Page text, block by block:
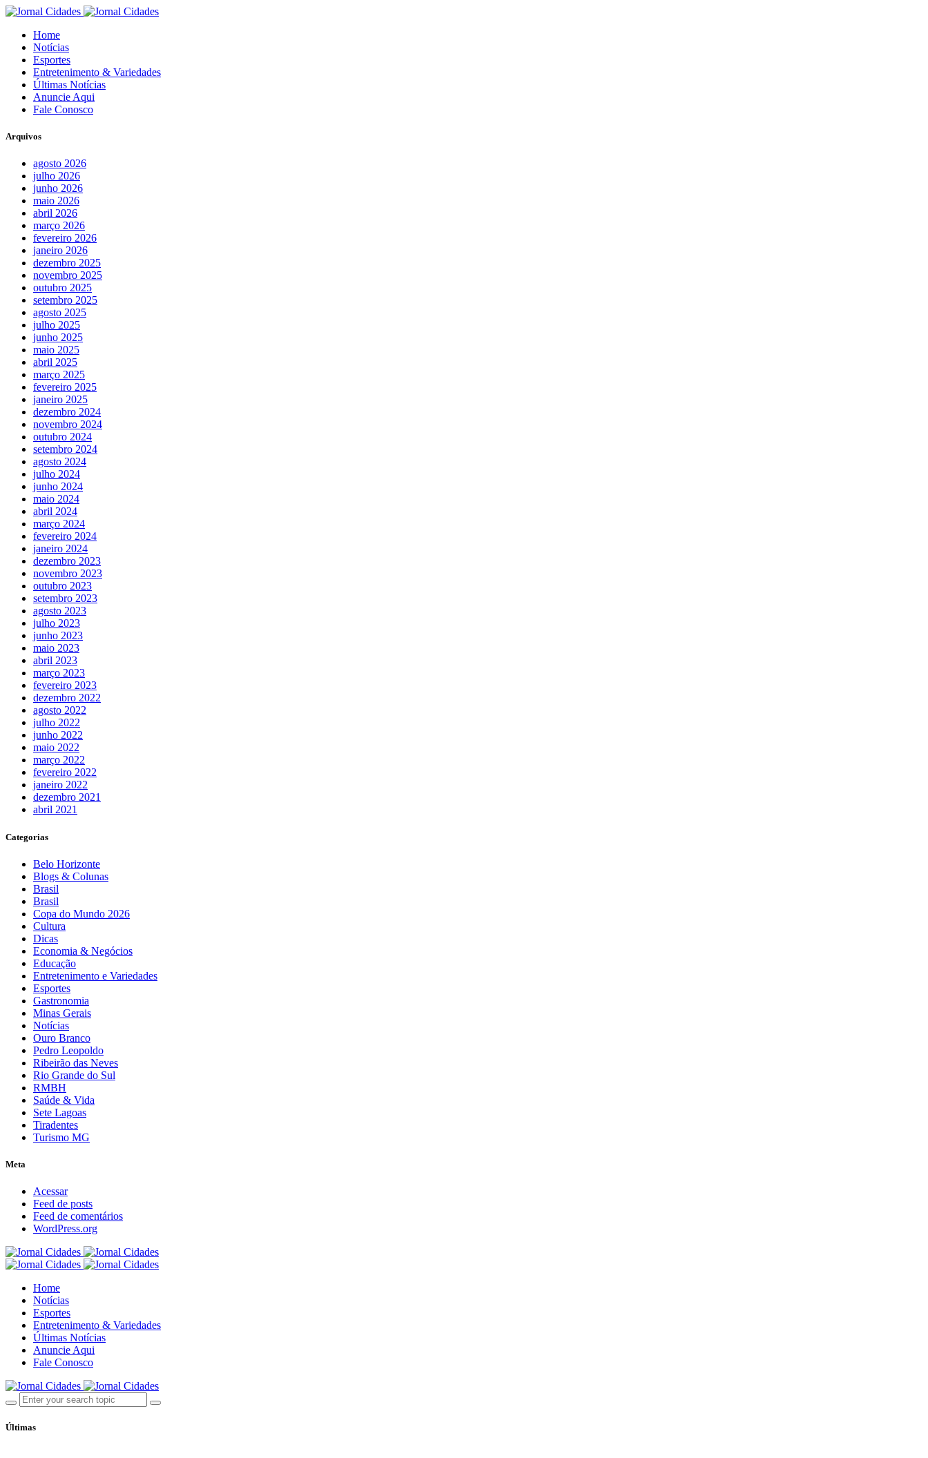
Home
Notícias
Esportes
Entretenimento & Variedades
Últimas Notícias
Anuncie Aqui
Fale Conosco
Arquivos
agosto 2026
julho 2026
junho 2026
maio 2026
abril 2026
março 2026
fevereiro 2026
janeiro 2026
dezembro 2025
novembro 2025
outubro 2025
setembro 2025
agosto 2025
julho 2025
junho 2025
maio 2025
abril 2025
março 2025
fevereiro 2025
janeiro 2025
dezembro 2024
novembro 2024
outubro 2024
setembro 2024
agosto 2024
julho 2024
junho 2024
maio 2024
abril 2024
março 2024
fevereiro 2024
janeiro 2024
dezembro 2023
novembro 2023
outubro 2023
setembro 2023
agosto 2023
julho 2023
junho 2023
maio 2023
abril 2023
março 2023
fevereiro 2023
dezembro 2022
agosto 2022
julho 2022
junho 2022
maio 2022
março 2022
fevereiro 2022
janeiro 2022
dezembro 2021
abril 2021
Categorias
Belo Horizonte
Blogs & Colunas
Brasil
Brasil
Copa do Mundo 2026
Cultura
Dicas
Economia & Negócios
Educação
Entretenimento e Variedades
Esportes
Gastronomia
Minas Gerais
Notícias
Ouro Branco
Pedro Leopoldo
Ribeirão das Neves
Rio Grande do Sul
RMBH
Saúde & Vida
Sete Lagoas
Tiradentes
Turismo MG
Meta
Acessar
Feed de posts
Feed de comentários
WordPress.org
Home
Notícias
Esportes
Entretenimento & Variedades
Últimas Notícias
Anuncie Aqui
Fale Conosco
Últimas